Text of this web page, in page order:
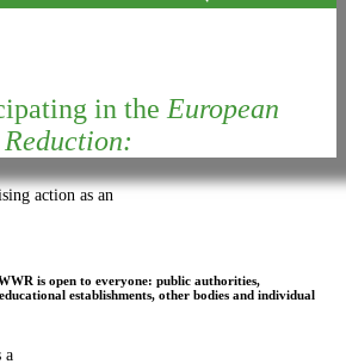
in the European
Reduction:
action as an
is open to everyone: public authorities,
establishments, other bodies and individual
a